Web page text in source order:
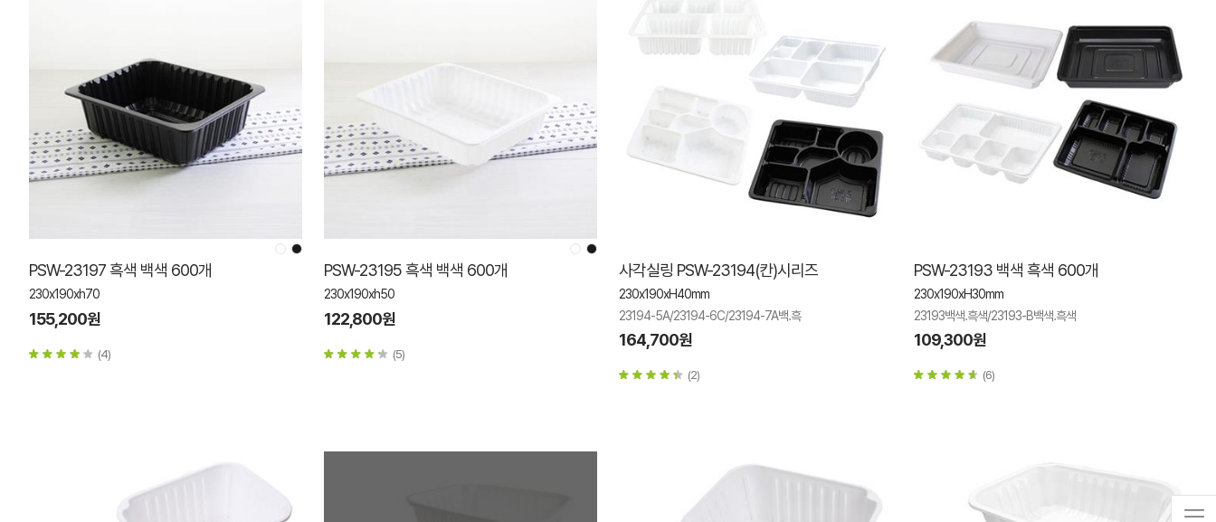
PSW-23197 흑색 백색 600개
230x190xh70
155,200원
(4)
PSW-23195 흑색 백색 600개
230x190xh50
122,800원
(5)
사각실링 PSW-23194(칸)시리즈
230x190xH40mm
23194-5A/23194-6C/23194-7A백.흑
164,700원
(2)
PSW-23193 백색 흑색 600개
230x190xH30mm
23193백색.흑색/23193-B백색.흑색
109,300원
(6)